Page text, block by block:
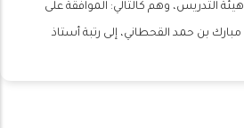
التدريس، وهم كالتالي: الموافقة على
مبارك بن حمد القحطاني، إلى رتبة أستاذ